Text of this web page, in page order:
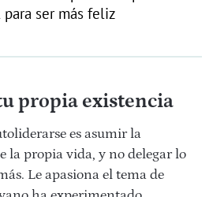
ser más feliz
propia existencia
es asumir la
la propia vida, y no delegar lo
Le apasiona el tema de